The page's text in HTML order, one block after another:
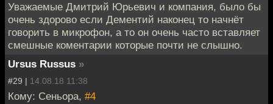
Уважаемые Дмитрий Юрьевич и компания, было бы
очень здорово если Дементий наконец то начнёт
говорить в микрофон, а то он очень часто вставляет
смешные коментарии которые почти не слышно.
Ursus Russus »
#29 | 14.08.18 11:38
Кому: Сеньора, #4